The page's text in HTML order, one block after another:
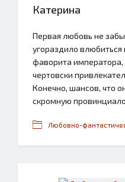
Катерина
Первая любовь не
угораздило влюбиться
фаворита императора,
чертовски
Конечно, шансов, что
скромную
Любовно-